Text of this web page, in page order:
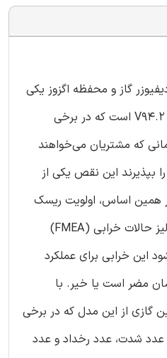
گاز و محفظه اگزوز یکی
از حالات خرابی توربین گازی V94.2 است که در برخی
که مشتریان می‌خواهند
این نقص یکی از
همین اساس، اولویت ریسک
این خرابی براساس روش آنالیز حالات خرابی (FMEA)
این خرابی برای عملکرد
مضر است یا خیر. با
از تاریخچه ۱۱۰ توربین گازی از این مدل که در برخی
عدد شدت، عدد رخداد و عدد